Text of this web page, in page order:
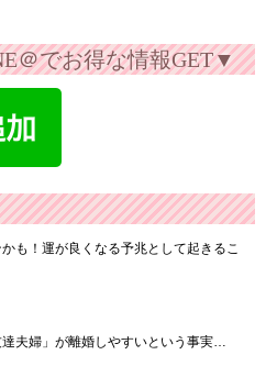
＠でお得な情報GET▼
も！運が良くなる予兆として起きるこ
夫婦」が離婚しやすいという事実…